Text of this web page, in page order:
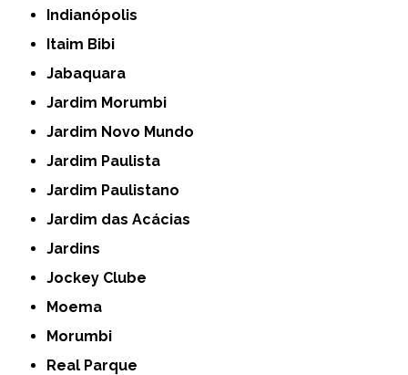
Indianópolis
Itaim Bibi
Jabaquara
Jardim Morumbi
Jardim Novo Mundo
Jardim Paulista
Jardim Paulistano
Jardim das Acácias
Jardins
Jockey Clube
Moema
Morumbi
Real Parque